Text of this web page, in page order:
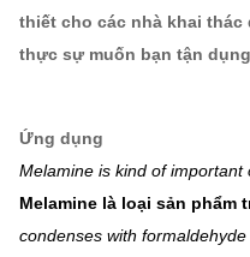
thiết cho các nhà khai
thực sự muốn bạn tận
Ứng dụng
Melamine is kind of important
Melamine là loại sản
condenses with